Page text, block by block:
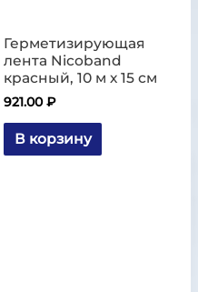
Герметизирующая
лента Nicoband
красный, 10 м х 15 см
921.00₽
В корзину